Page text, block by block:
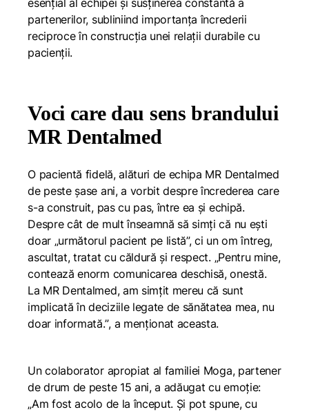
partenerilor, subliniind importanța încrederii
reciproce în construcția unei relații durabile cu
pacienții.
Voci care dau sens brandului
MR Dentalmed
O pacientă fidelă, alături de echipa MR Dentalmed
de peste șase ani, a vorbit despre încrederea care
s-a construit, pas cu pas, între ea și echipă.
Despre cât de mult înseamnă să simți că nu ești
doar „următorul pacient pe listă”, ci un om întreg,
ascultat, tratat cu căldură și respect. „Pentru mine,
contează enorm comunicarea deschisă, onestă.
La MR Dentalmed, am simțit mereu că sunt
implicată în deciziile legate de sănătatea mea, nu
doar informată.”, a menționat aceasta.
Un colaborator apropiat al familiei Moga, partener
de drum de peste 15 ani, a adăugat cu emoție:
„Am fost acolo de la început. Și pot spune, cu